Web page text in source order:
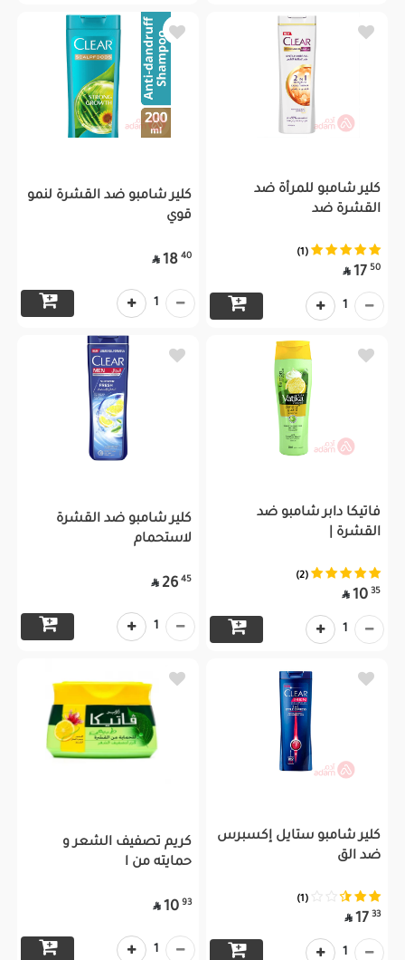
كلير شامبو للمرأة ضد
القشرة ضد
(1)
50
17

1
كلير شامبو ضد القشرة لنمو
قوي
40
18

1
فاتيكا دابر شامبو ضد
القشرة |
(2)
35
10

1
كلير شامبو ضد القشرة
لاستحمام
45
26

1
كلير شامبو ستايل إكسبرس
ضد الق
(1)
33
17

1
كريم تصفيف الشعر و
حمايته من ا
93
10

1